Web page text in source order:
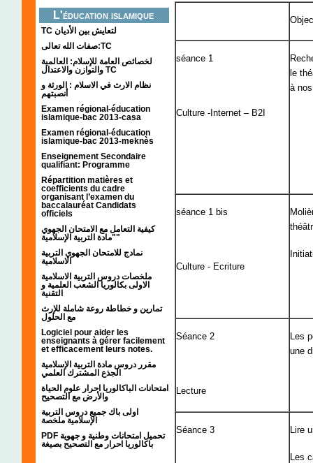
L'éducation islamique
TC لتعايش بين الأديان
صفات الله تعالى:TC
لخصائص العامة للإسلام: العالمية
والتوازن والاعتدال TC
نظام الارث في الاسلام : الورثة و
أنصبتهم
Examen régional-éducation
islamique-bac 2013-casa
Examen régional-éducation
islamique-bac 2013-meknès
Enseignement Secondaire
qualifiant: Programme
Répartition matières et
coefficients du cadre
organisant l’examen du
baccalauréat Candidats
officiels
كيفية التعامل مع الامتحان الجهوي
"مادة التربية الإسلامية"
نمادج للامتحان الجهوي التربية
الاسلامية
ملخصات دروس التربية الاسلامية
الاولى بكالوريا الشعب العلمية و
التقنية
تمارين و خطاطة روعة شاملة للإرث
مع الحلول
Logiciel pour aider les
enseignants à gérer facilement
et efficacement leurs notes.
مقرر دروس مادة التربية الإسلامية
الجذع المشترك العلمي
امتحانات الباكالوريا احرار علوم الحياة
والأرض مع التصحيح
اولى باك جميع دروس التربية
الإسلامية ملخصة
PDF تحميل امتحانات وطنية و جهوية
باكالوريا احرار مع التصحيح بصيغة
séance 1
Culture -Internet – B2I
le
à
séance 1 bis
Culture - Ecriture
Séance 2
Lecture
Les
une
Séance 3 Lire
Les